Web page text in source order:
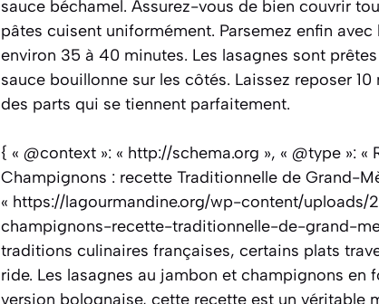
sauce béchamel. Assurez-vous de bien couvrir
pâtes cuisent uniformément. Parsemez enfin
environ 35 à 40 minutes. Les lasagnes sont
sauce bouillonne sur les côtés. Laissez reposer
des parts qui se tiennent parfaitement.
{ « @context »: « http://schema.org », « @type »:
Champignons : recette Traditionnelle de Grand-
« https://lagourmandine.org/wp-content/
champignons-recette-traditionnelle-de-grand-
traditions culinaires françaises, certains plats
ride. Les lasagnes au jambon et champignons
version bolognaise, cette recette est un véritable